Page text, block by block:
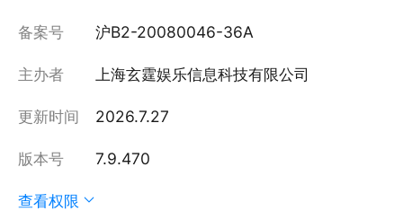
备案号 沪B2-20080046-36A
主办者 上海玄霆娱乐信息科技有限公司
更新时间 2026.7.27
版本号 7.9.470
查看权限